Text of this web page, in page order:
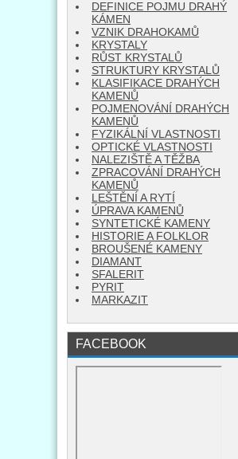
DEFINICE POJMU DRAHÝ
KÁMEN
VZNIK DRAHOKAMŮ
KRYSTALY
RŮST KRYSTALŮ
STRUKTURY KRYSTALŮ
KLASIFIKACE DRAHÝCH
KAMENŮ
POJMENOVÁNÍ DRAHÝCH
KAMENŮ
FYZIKÁLNÍ VLASTNOSTI
OPTICKÉ VLASTNOSTI
NALEZIŠTĚ A TĚŽBA
ZPRACOVÁNÍ DRAHÝCH
KAMENŮ
LEŠTĚNÍ A RYTÍ
ÚPRAVA KAMENŮ
SYNTETICKÉ KAMENY
HISTORIE A FOLKLOR
BROUŠENÉ KAMENY
DIAMANT
SFALERIT
PYRIT
MARKAZIT
FACEBOOK